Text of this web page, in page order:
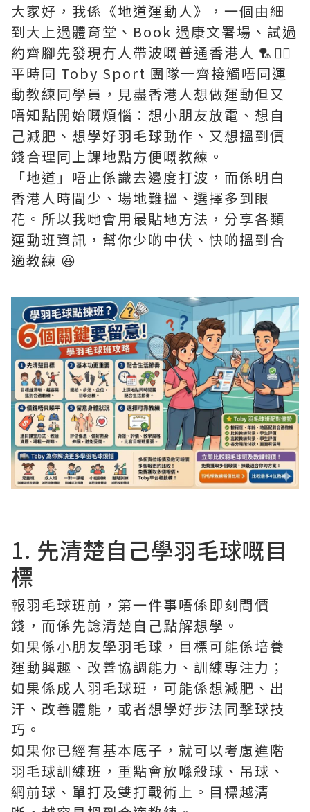
大家好，我係《地道運動人》，一個由細
到大上過體育堂、Book 過康文署場、試過
約齊腳先發現冇人帶波嘅普通香港人 🏸🏃‍♂️
平時同 Toby Sport 團隊一齊接觸唔同運
動教練同學員，見盡香港人想做運動但又
唔知點開始嘅煩惱：想小朋友放電、想自
己減肥、想學好羽毛球動作、又想搵到價
錢合理同上課地點方便嘅教練。
「地道」唔止係識去邊度打波，而係明白
香港人時間少、場地難搵、選擇多到眼
花。所以我哋會用最貼地方法，分享各類
運動班資訊，幫你少啲中伏、快啲搵到合
適教練 😆
1. 先清楚自己學羽毛球嘅目
標
報羽毛球班前，第一件事唔係即刻問價
錢，而係先諗清楚自己點解想學。
如果係小朋友學羽毛球，目標可能係培養
運動興趣、改善協調能力、訓練專注力；
如果係成人羽毛球班，可能係想減肥、出
汗、改善體能，或者想學好步法同擊球技
巧。
如果你已經有基本底子，就可以考慮進階
羽毛球訓練班，重點會放喺殺球、吊球、
網前球、單打及雙打戰術上。目標越清